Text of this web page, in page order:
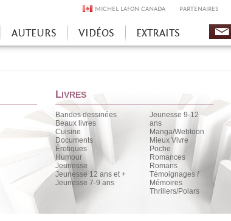
MICHEL LAFON CANADA PARTENAIRES
AUTEURS VIDÉOS EXTRAITS
LIVRES
Bandes dessinées
Beaux livres
Cuisine
Documents
Érotiques
Humour
Jeunesse
Jeunesse 12 ans et +
Jeunesse 7-9 ans
Jeunesse 9-12
ans
Manga/Webtoon
Mieux Vivre
Poche
Romances
Romans
Témoignages /
Mémoires
Thrillers/Polars